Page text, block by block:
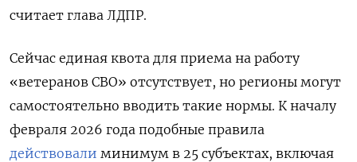
считает глава ЛДПР.
Сейчас единая квота для приема на работу
«ветеранов СВО» отсутствует, но регионы могут
самостоятельно вводить такие нормы. К началу
февраля 2026 года подобные правила
действовали минимум в 25 субъектах, включая